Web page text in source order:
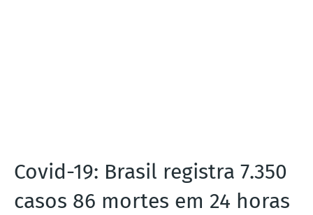
Covid-19: Brasil registra 7.350
casos 86 mortes em 24 horas